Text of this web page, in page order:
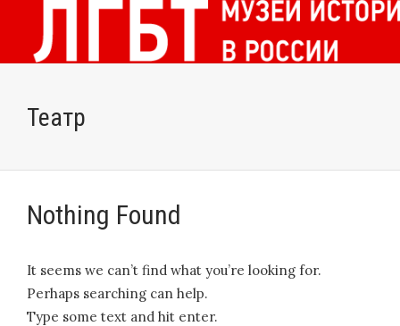
Театр
Nothing Found
It seems we can’t find what you’re looking for.
Perhaps searching can help.
Type some text and hit enter.